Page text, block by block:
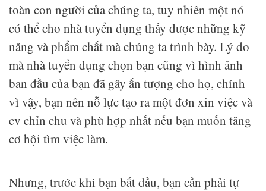
toàn con người của chúng ta, tuy nhiên một nó
có thể cho nhà tuyển dụng thấy được những kỹ
năng và phẩm chất mà chúng ta trình bày. Lý do
mà nhà tuyển dụng chọn bạn cũng vì hình ảnh
ban đầu của bạn đã gây ấn tượng cho họ, chính
vì vậy, bạn nên nỗ lực tạo ra một đơn xin việc và
cv chỉn chu và phù hợp nhất nếu bạn muốn tăng
cơ hội tìm việc làm.
Nhưng, trước khi bạn bắt đầu, bạn cần phải tự